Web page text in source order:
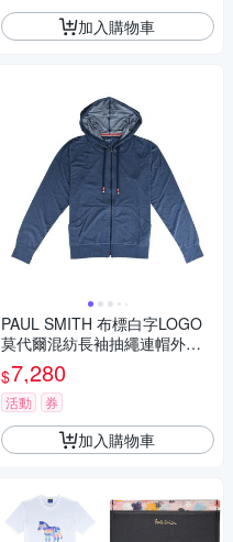
加入購物車
PAUL SMITH 布標白字LOGO
莫代爾混紡長袖抽繩連帽外套
(女款/牛仔藍)
$7,280
活動 券
加入購物車